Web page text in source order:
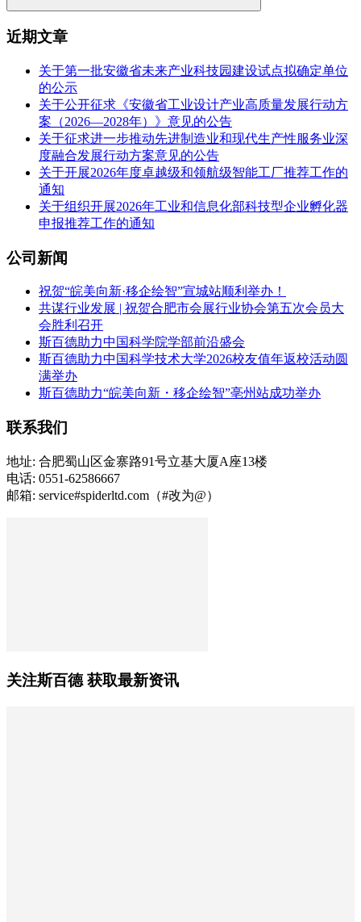
近期文章
关于第一批安徽省未来产业科技园建设试点拟确定单位
的公示
关于公开征求《安徽省工业设计产业高质量发展行动方
案（2026—2028年）》意见的公告
关于征求进一步推动先进制造业和现代生产性服务业深
度融合发展行动方案意见的公告
关于开展2026年度卓越级和领航级智能工厂推荐工作的
通知
关于组织开展2026年工业和信息化部科技型企业孵化器
申报推荐工作的通知
公司新闻
祝贺“皖美向新·移企绘智”宣城站顺利举办！
共谋行业发展 | 祝贺合肥市会展行业协会第五次会员大
会胜利召开
斯百德助力中国科学院学部前沿盛会
斯百德助力中国科学技术大学2026校友值年返校活动圆
满举办
斯百德助力“皖美向新・移企绘智”亳州站成功举办
联系我们
地址: 合肥蜀山区金寨路91号立基大厦A座13楼
电话: 0551-62586667
邮箱: service#spiderltd.com（#改为@）
关注斯百德 获取最新资讯